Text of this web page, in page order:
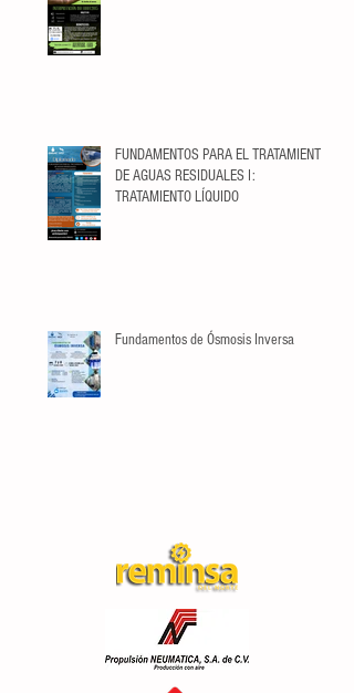
FUNDAMENTOS PARA EL TRATAMIENTO
DE AGUAS RESIDUALES I:
TRATAMIENTO LÍQUIDO
Fundamentos de Ósmosis Inversa